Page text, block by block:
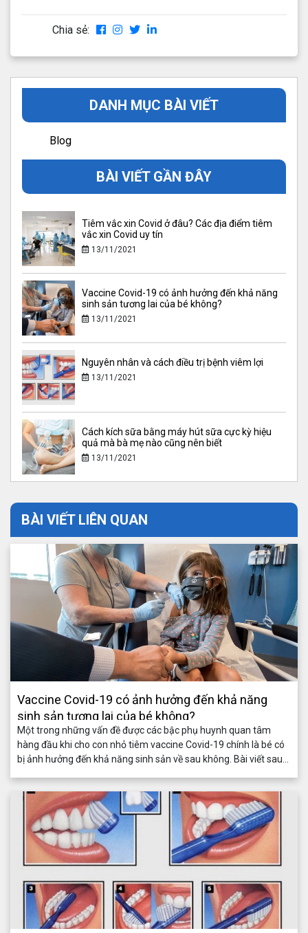
Chia sẻ:
DANH MỤC BÀI VIẾT
Blog
BÀI VIẾT GẦN ĐÂY
Tiêm vắc xin Covid ở đâu? Các địa điểm tiêm
vắc xin Covid uy tín
13/11/2021
Vaccine Covid-19 có ảnh hưởng đến khả năng
sinh sản tương lai của bé không?
13/11/2021
Nguyên nhân và cách điều trị bệnh viêm lợi
13/11/2021
Cách kích sữa bằng máy hút sữa cực kỳ hiệu
quả mà bà mẹ nào cũng nên biết
13/11/2021
BÀI VIẾT LIÊN QUAN
Vaccine Covid-19 có ảnh hưởng đến khả năng
sinh sản tương lai của bé không?
Một trong những vấn đề được các bậc phụ huynh quan tâm
hàng đầu khi cho con nhỏ tiêm vaccine Covid-19 chính là bé có
bị ảnh hưởng đến khả năng sinh sản về sau không. Bài viết sau